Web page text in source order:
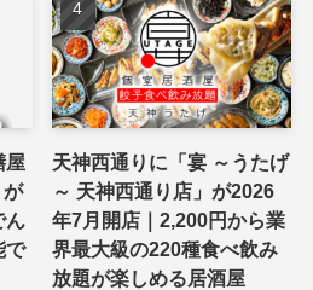
屋
が
ん
で
天神西通りに「宴 ～うたげ
～ 天神西通り店」が2026
年7月開店｜2,200円から業
界最大級の220種食べ飲み
放題が楽しめる居酒屋